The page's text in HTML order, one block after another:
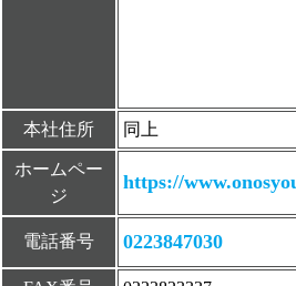
本社住所 同上
ホームペー
ジ
https://
電話番号 0223847030